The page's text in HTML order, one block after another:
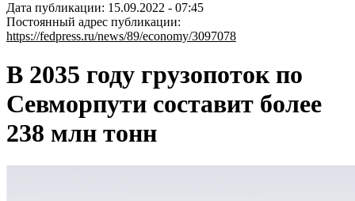
Дата публикации: 15.09.2022 - 07:45
Постоянный адрес публикации:
https://fedpress.ru/news/89/economy/3097078
В 2035 году грузопоток по
Севморпути составит более
238 млн тонн